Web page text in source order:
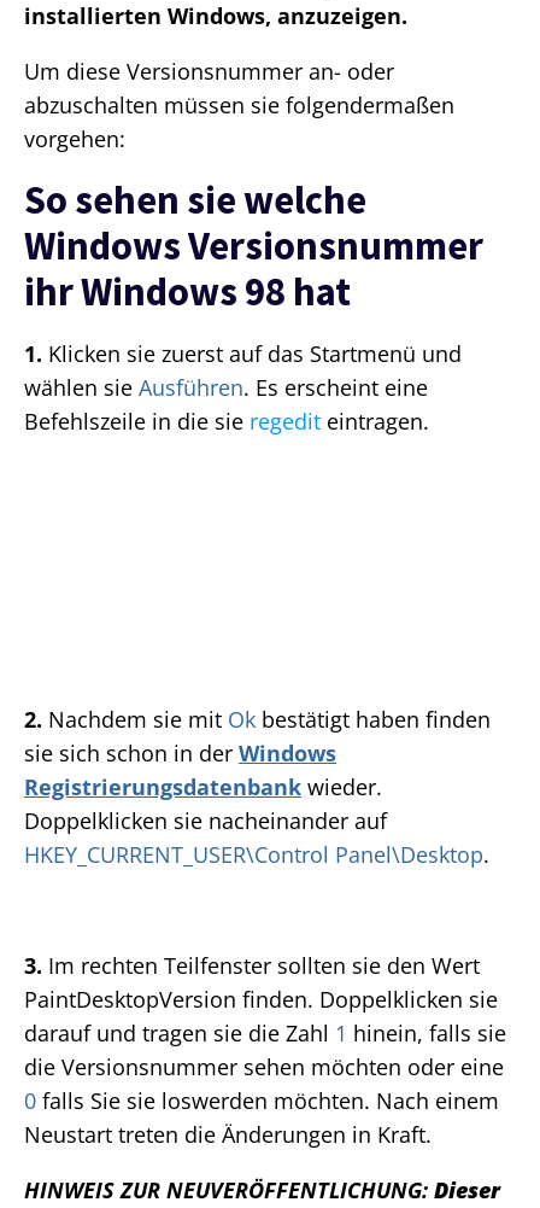
installierten Windows, anzuzeigen.
Um diese Versionsnummer an- oder
abzuschalten müssen sie folgendermaßen
vorgehen:
So sehen sie welche
Windows Versionsnummer
ihr Windows 98 hat
1. Klicken sie zuerst auf das Startmenü und
wählen sie Ausführen. Es erscheint eine
Befehlszeile in die sie regedit eintragen.
2. Nachdem sie mit Ok bestätigt haben finden
sie sich schon in der Windows
Registrierungsdatenbank wieder.
Doppelklicken sie nacheinander auf
HKEY_CURRENT_USER\Control Panel\Desktop.
3. Im rechten Teilfenster sollten sie den Wert
PaintDesktopVersion finden. Doppelklicken sie
darauf und tragen sie die Zahl 1 hinein, falls sie
die Versionsnummer sehen möchten oder eine
0 falls Sie sie loswerden möchten. Nach einem
Neustart treten die Änderungen in Kraft.
HINWEIS ZUR NEUVERÖFFENTLICHUNG: Dieser